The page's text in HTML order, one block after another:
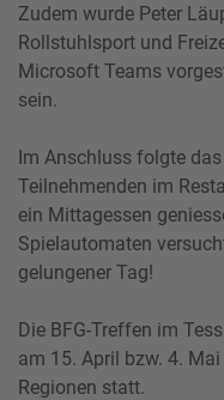
Zudem wurde Peter
Rollstuhlsport und
Microsoft Teams
sein.
Im Anschluss folgte
Teilnehmenden im
ein Mittagessen
Spielautomaten
gelungener Tag!
Die BFG-Treffen im
am 15. April bzw. 4.
Regionen statt.